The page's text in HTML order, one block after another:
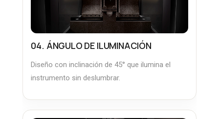
04. ÁNGULO DE ILUMINACIÓN
Diseño con inclinación de 45° que ilumina el
instrumento sin deslumbrar.